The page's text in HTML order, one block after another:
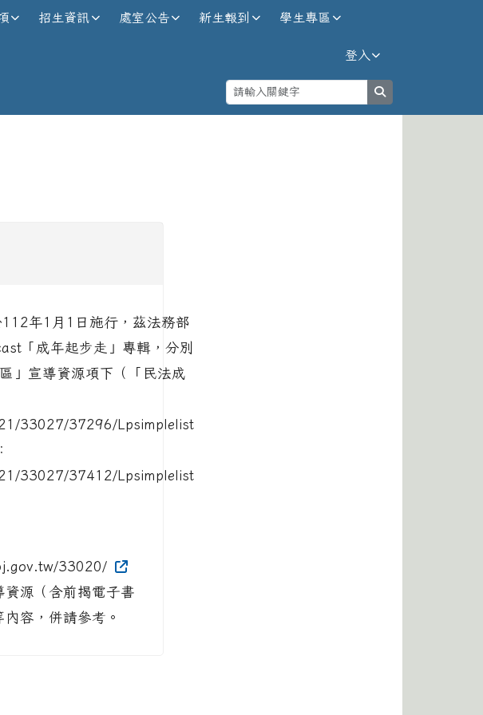
招生資訊 處室公告 新生報到 學生專區
登入
年1月1日施行，茲法務部
「成年起步走」專輯，分別
」宣導資源項下（「民法成
33027/37296/Lpsimplelist
33027/37412/Lpsimplelist
33020/
資源（含前揭電子書
容，併請參考。